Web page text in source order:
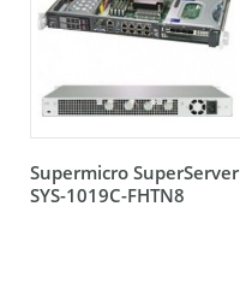
Supermicro SuperServer
SYS-1019C-FHTN8